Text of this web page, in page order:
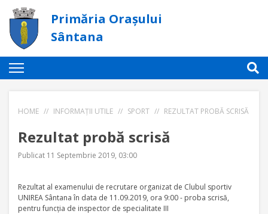
Primăria Orașului
Sântana
HOME // INFORMAȚII UTILE // SPORT // REZULTAT PROBĂ SCRISĂ
Rezultat probă scrisă
Publicat 11 Septembrie 2019, 03:00
Rezultat al examenului de recrutare organizat de Clubul sportiv
UNIREA Sântana în data de 11.09.2019, ora 9:00 - proba scrisă,
pentru funcția de inspector de specialitate III